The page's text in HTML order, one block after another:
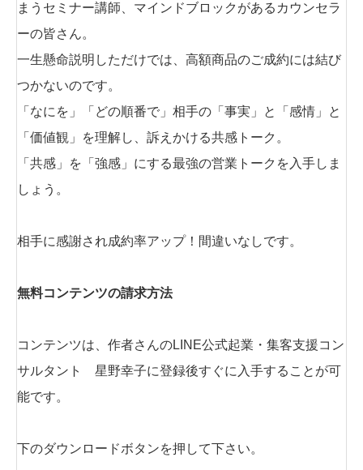
まうセミナー講師、マインドブロックがあるカウンセラ
ーの皆さん。
一生懸命説明しただけでは、高額商品のご成約には結び
つかないのです。
「なにを」「どの順番で」相手の「事実」と「感情」と
「価値観」を理解し、訴えかける共感トーク。
「共感」を「強感」にする最強の営業トークを入手しま
しょう。
相手に感謝され成約率アップ！間違いなしです。
無料コンテンツの請求方法
コンテンツは、作者さんのLINE公式起業・集客支援コン
サルタント 星野幸子に登録後すぐに入手することが可
能です。
下のダウンロードボタンを押して下さい。